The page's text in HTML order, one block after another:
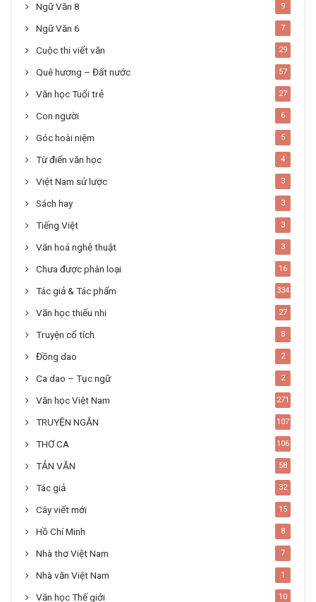
Ngữ Văn 8 9
Ngữ Văn 6 7
Cuộc thi viết văn 29
Quê hương – Đất nước 57
Văn học Tuổi trẻ 27
Con người 6
Góc hoài niệm 5
Từ điển văn học 4
Việt Nam sử lược 3
Sách hay 3
Tiếng Việt 3
Văn hoá nghệ thuật 3
Chưa được phân loại 16
Tác giả & Tác phẩm 334
Văn học thiếu nhi 27
Truyện cổ tích 8
Đồng dao 2
Ca dao – Tục ngữ 2
Văn học Việt Nam 271
TRUYỆN NGẮN 107
THƠ CA 106
TẢN VĂN 58
Tác giả 32
Cây viết mới 15
Hồ Chí Minh 8
Nhà thơ Việt Nam 7
Nhà văn Việt Nam 1
Văn học Thế giới 10